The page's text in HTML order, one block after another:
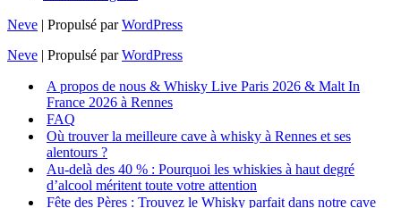
Neve | Propulsé parWordPress
Neve | Propulsé parWordPress
A propos de nous & Whisky Live Paris 2026 & Malt In
France 2026 à Rennes
FAQ
Où trouver la meilleure cave à whisky à Rennes et ses
alentours ?
Au-delà des 40 % : Pourquoi les whiskies à haut degré
d’alcool méritent toute votre attention
Fête des Pères : Trouvez le Whisky parfait dans notre cave